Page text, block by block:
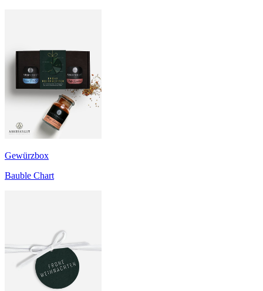
Gewürzbox
Bauble Chart